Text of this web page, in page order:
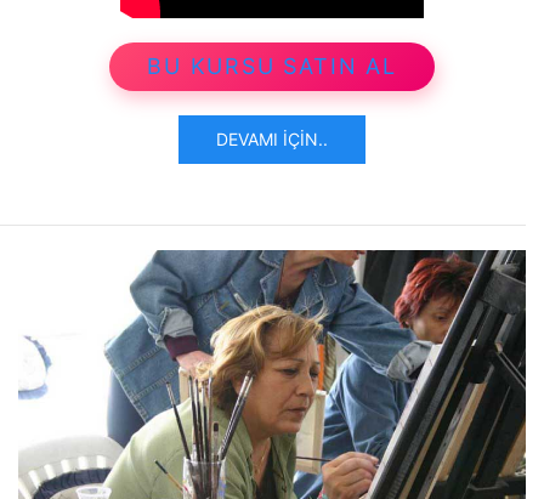
BU KURSU SATIN AL
DEVAMI İÇIN..